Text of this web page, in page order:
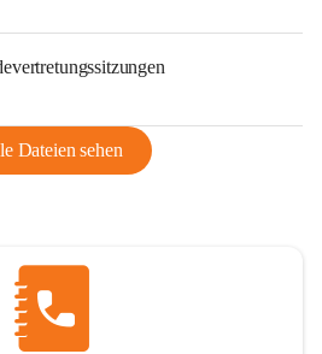
Dateien sehen